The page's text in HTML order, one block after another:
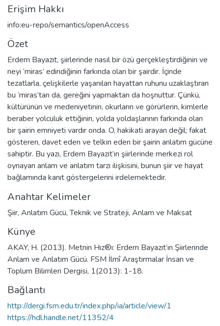
Erişim Hakkı
info:eu-repo/semantics/openAccess
Özet
Erdem Bayazıt, şiirlerinde nasıl bir özü gerçekleştirdiğinin ve
neyi ‘miras’ edindiğinin farkında olan bir şairdir. İçinde
tezatlarla, çelişkilerle yaşanılan hayattan ruhunu uzaklaştıran
bu ‘miras’tan da, gereğini yapmaktan da hoşnuttur. Çünkü,
kültürünün ve medeniyetinin, okurların ve görürlerin, kimlerle
beraber yolculuk ettiğinin, yolda yoldaşlarının farkında olan
bir şairin emniyeti vardır onda. O, hakikati arayan değil; fakat
gösteren, davet eden ve telkin eden bir şairin anlatım gücüne
sahiptir. Bu yazı, Erdem Bayazıt’ın şiirlerinde merkezi rol
oynayan anlam ve anlatım tarzı ilişkisini, bunun şiir ve hayat
bağlamında kanıt göstergelerini irdelemektedir.
Anahtar Kelimeler
Şiir, Anlatım Gücü,Teknik ve Strateji, Anlam ve Maksat
Künye
AKAY, H. (2013). Metnin Hız®ı: Erdem Bayazıt’ın Şiirlerinde
Anlam ve Anlatım Gücü. FSM İlmî Araştırmalar İnsan ve
Toplum Bilimleri Dergisi, 1(2013): 1-18.
Bağlantı
http://dergi.fsm.edu.tr/index.php/ia/article/view/1
https://hdl.handle.net/11352/4